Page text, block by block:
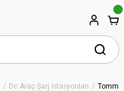
Dc Araç Şarj İstasyonları